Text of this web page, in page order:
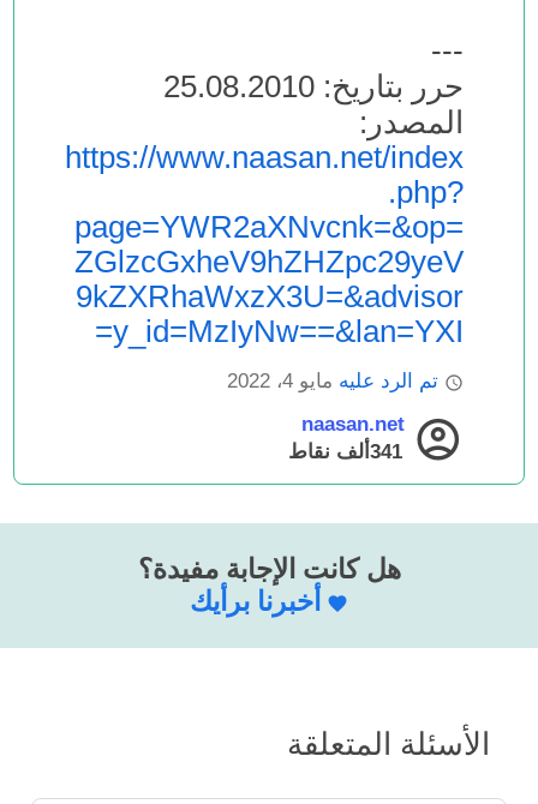
---
حرر بتاريخ: 25.08.2010
المصدر:
https://www.naasan.net/index
.php?
page=YWR2aXNvcnk=&op=
ZGlzcGxheV9hZHZpc29yeV
9kZXRhaWxzX3U=&advisor
y_id=MzIyNw==&lan=YXI=
تم الرد عليه مايو 4، 2022
naasan.net
341ألف
نقاط
هل كانت الإجابة مفيدة؟
أخبرنا برأيك
الأسئلة المتعلقة